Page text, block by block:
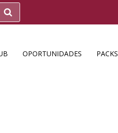
OPORTUNIDADES PACKS